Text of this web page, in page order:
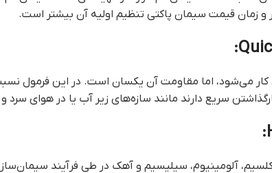
زمان قيمت سيمان پاکتي تنظیم اولیه آن بیشتر است.
کار می‌شود، اما مقاومت آن یکسان است. در این فرمول
سریع دارند مانند سازه‌های زیر آب یا در هوای سرد